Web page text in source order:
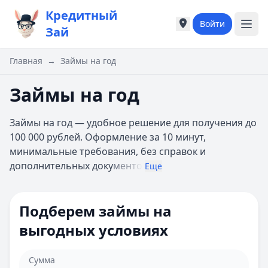
Кредитный
Зай
Города России
Астрахань
Б
Барнаул
Города России
Астрахань
Б
Барнаул
Войти
Главная → Займы на год
Займы на год
Займы на год — удобное решение для получения до
100 000 рублей. Оформление за 10 минут,
минимальные требования, без справок и
дополнительных документо Еще
Подберем займы на
выгодных условиях
Сумма